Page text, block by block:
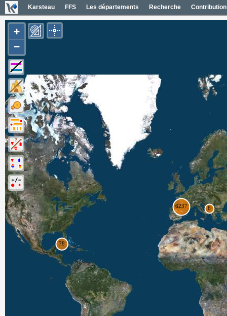
Karsteau FFS Les départements Recherche Contribution
+
−
Carte Géol 1/50000 France
Cartes IGN France
Photos aériennes France
Mapas geol 1/50000 España
Mapas IGN España
Fotos aéreas España
Photos aériennes ESRI
Carte OpenTopoMap